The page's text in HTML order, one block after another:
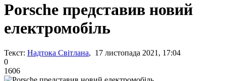
Porsche представив новий
електромобіль
Текст: Надтока Світлана, 17 листопада 2021, 17:04
0
1606